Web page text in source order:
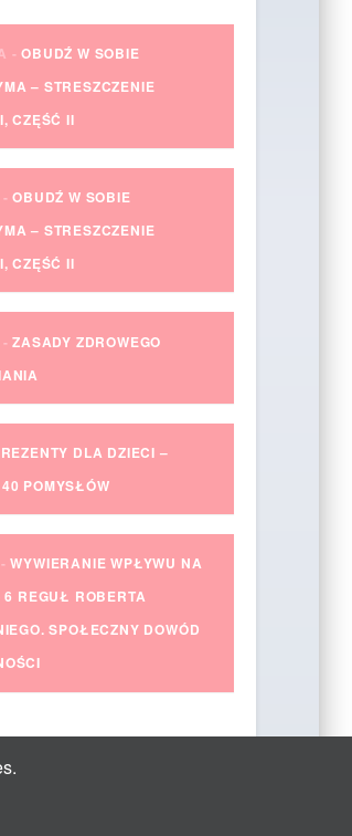
-OBUDŹ W SOBIE
– STRESZCZENIE
CZĘŚĆ II
-OBUDŹ W SOBIE
– STRESZCZENIE
CZĘŚĆ II
-ZASADY ZDROWEGO
DLA DZIECI –
POMYSŁÓW
-WYWIERANIE WPŁYWU NA
6 REGUŁ ROBERTA
SPOŁECZNY DOWÓD